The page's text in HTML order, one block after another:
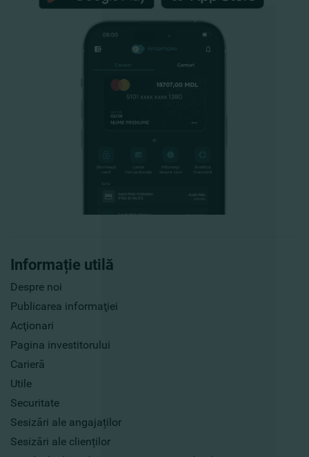
Informație utilă
Despre noi
Publicarea informaţiei
Acţionari
Pagina investitorului
Carieră
Utile
Securitate
Sesizări ale angajaților
Sesizări ale clienților